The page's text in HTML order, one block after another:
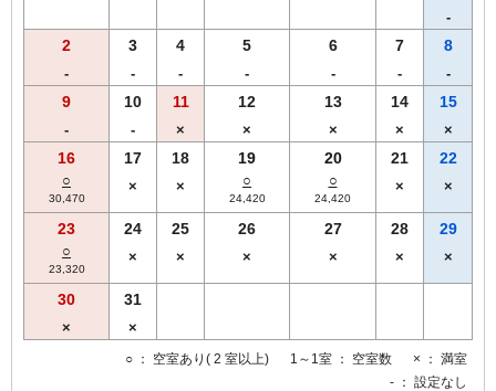
-
2
-
3
-
4
-
5
-
6
-
7
-
8
-
9
-
10
-
11
×
12
×
13
×
14
×
15
×
16
○
30,470
17
×
18
×
19
○
24,420
20
○
24,420
21
×
22
×
23
○
23,320
24
×
25
×
26
×
27
×
28
×
29
×
30
×
31
×
○ ： 空室あり( 2 室以上) 1～1室 ： 空室数 × ： 満室
- ： 設定なし